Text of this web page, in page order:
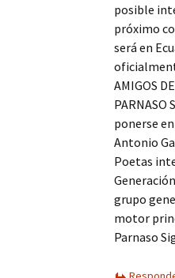
posible
próximo
será en
AMIGOS
PARNASO
ponerse
Antonio
Poetas
grupo
motor
Parnaso